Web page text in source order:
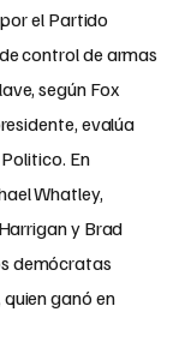
el Partido
control de armas
según Fox
evalúa
En
Whatley,
y Brad
demócratas
ganó en